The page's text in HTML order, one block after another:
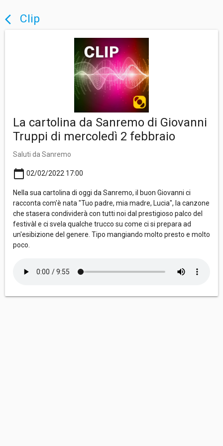
arrow_back_ios Clip
La cartolina da Sanremo di Giovanni
Truppi di mercoledì 2 febbraio
Saluti da Sanremo
calendar_today 02/02/2022 17:00
Nella sua cartolina di oggi da Sanremo, il buon Giovanni ci
racconta com'è nata "Tuo padre, mia madre, Lucia", la canzone
che stasera condividerà con tutti noi dal prestigioso palco del
festivàl e ci svela qualche trucco su come ci si prepara ad
un'esibizione del genere. Tipo mangiando molto presto e molto
poco.